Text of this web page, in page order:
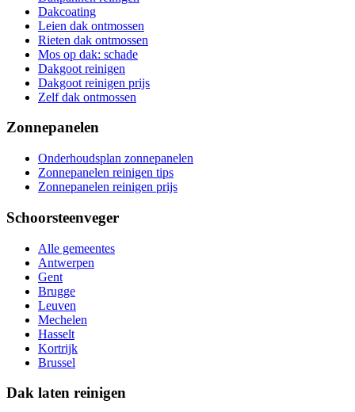
Dakcoating
Leien dak ontmossen
Rieten dak ontmossen
Mos op dak: schade
Dakgoot reinigen
Dakgoot reinigen prijs
Zelf dak ontmossen
Zonnepanelen
Onderhoudsplan zonnepanelen
Zonnepanelen reinigen tips
Zonnepanelen reinigen prijs
Schoorsteenveger
Alle gemeentes
Antwerpen
Gent
Brugge
Leuven
Mechelen
Hasselt
Kortrijk
Brussel
Dak laten reinigen